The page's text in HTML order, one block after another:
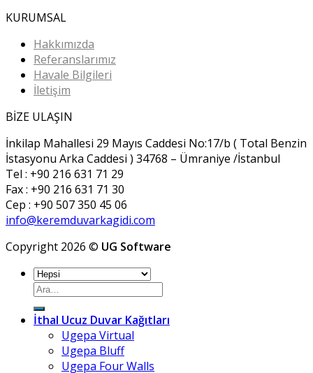
KURUMSAL
Hakkımızda
Referanslarımız
Havale Bilgileri
İletişim
BİZE ULAŞIN
İnkilap Mahallesi 29 Mayıs Caddesi No:17/b ( Total Benzin
İstasyonu Arka Caddesi ) 34768 – Ümraniye /İstanbul
Tel : +90 216 631 71 29
Fax : +90 216 631 71 30
Cep : +90 507 350 45 06
info@keremduvarkagidi.com
Copyright 2026 © UG Software
Ara:
İthal Ucuz Duvar Kağıtları
Ugepa Virtual
Ugepa Bluff
Ugepa Four Walls